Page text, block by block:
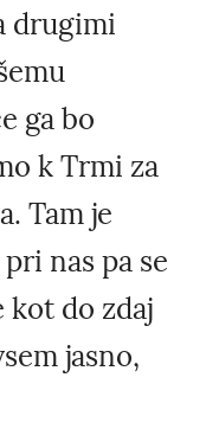
drugimi
ga bo
k Trmi za
Tam je
nas pa se
kot do zdaj
jasno,